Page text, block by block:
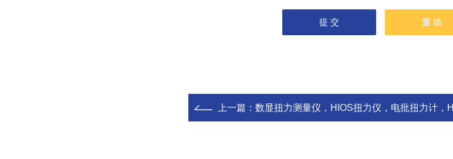
上一篇： 数显扭力测量仪，HIOS扭力仪，电批扭力计，HP-100扭力测试仪